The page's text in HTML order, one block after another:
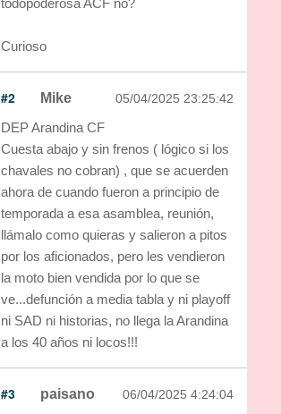
Curioso
#2 Mike 05/04/2025 23:25:42
DEP Arandina CF
Cuesta abajo y sin frenos ( lógico si los
chavales no cobran) , que se acuerden
ahora de cuando fueron a principio de
temporada a esa asamblea, reunión,
llámalo como quieras y salieron a pitos
por los aficionados, pero les vendieron
la moto bien vendida por lo que se
ve...defunción a media tabla y ni playoff
ni SAD ni historias, no llega la Arandina
a los 40 años ni locos!!!
#3 paisano 06/04/2025 4:24:04